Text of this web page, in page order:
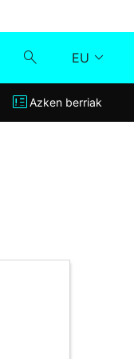
EU
Klisk
Azken berriak
Azken berriak